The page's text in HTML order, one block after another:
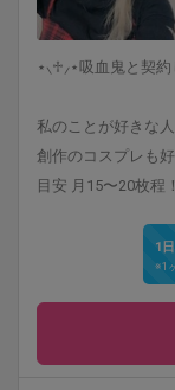
⋆⸜♱⸝‍⋆吸血鬼と契
私のことが好きな人
創作のコスプレも
目安 月15〜20枚程
1
※1